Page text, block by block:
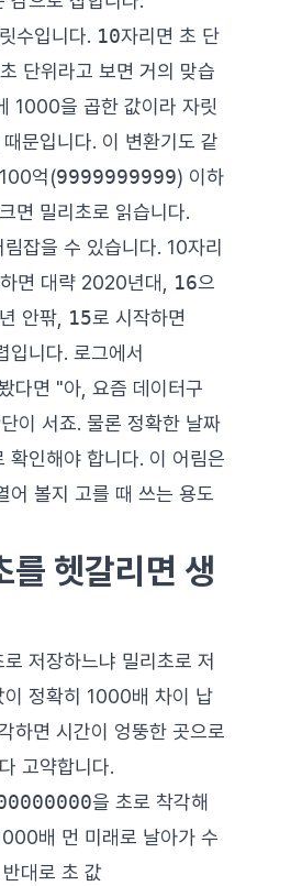
수입니다. 10자리면 초 단
단위라고 보면 거의 맞습
1000을 곱한 값이라 자릿
문입니다. 이 변환기도 같
억(9999999999) 이하
면 밀리초로 읽습니다.
잡을 수 있습니다. 10자리
면 대략 2020년대, 16으
안팎, 15로 시작하면
니다. 로그에서
다면 "아, 요즘 데이터구
이 서죠. 물론 정확한 날짜
확인해야 합니다. 이 어림은
어 볼지 고를 때 쓰는 용도
를 헷갈리면 생
저장하느냐 밀리초로 저
이 정확히 1000배 차이 납
하면 시간이 엉뚱한 곳으로
고약합니다.
을 초로 착각해
배 먼 미래로 날아가 수
대로 초 값